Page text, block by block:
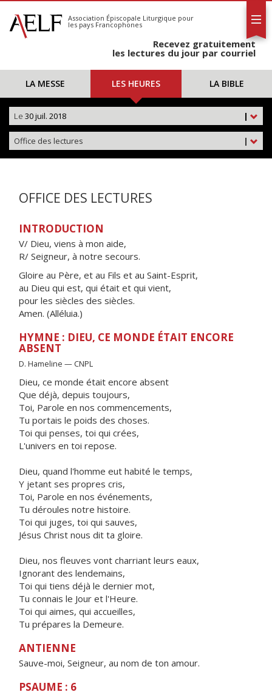
S'abonner
Calendrier
Association Épiscopale Liturgique pour
les pays Francophones
Recevez gratuitement
les lectures du jour par courriel
LA MESSE LES HEURES LA BIBLE
|
Le 30 juil. 2018
|
Office des lectures
OFFICE DES LECTURES
INTRODUCTION
V/ Dieu, viens à mon aide,
R/ Seigneur, à notre secours.
Gloire au Père, et au Fils et au Saint-Esprit,
au Dieu qui est, qui était et qui vient,
pour les siècles des siècles.
Amen. (Alléluia.)
HYMNE : DIEU, CE MONDE ÉTAIT ENCORE
ABSENT
D. Hameline — CNPL
Dieu, ce monde était encore absent
Que déjà, depuis toujours,
Toi, Parole en nos commencements,
Tu portais le poids des choses.
Toi qui penses, toi qui crées,
L'univers en toi repose.
Dieu, quand l'homme eut habité le temps,
Y jetant ses propres cris,
Toi, Parole en nos événements,
Tu déroules notre histoire.
Toi qui juges, toi qui sauves,
Jésus Christ nous dit ta gloire.
Dieu, nos fleuves vont charriant leurs eaux,
Ignorant des lendemains,
Toi qui tiens déjà le dernier mot,
Tu connais le Jour et l'Heure.
Toi qui aimes, qui accueilles,
Tu prépares la Demeure.
ANTIENNE
Sauve-moi, Seigneur, au nom de ton amour.
PSAUME : 6